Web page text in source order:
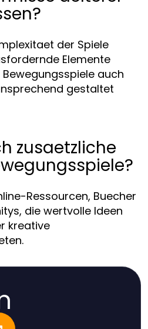
der Spiele
Elemente
auch
gestaltet
zusaetzliche
Ressourcen, Buecher
die wertvolle Ideen
kreative